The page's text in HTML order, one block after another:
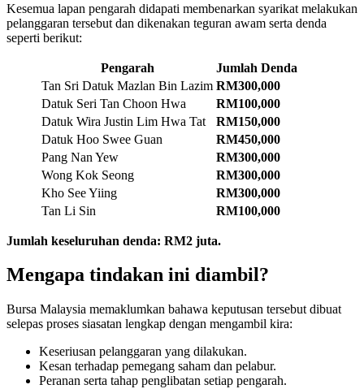
Kesemua lapan pengarah didapati membenarkan syarikat melakukan
pelanggaran tersebut dan dikenakan teguran awam serta denda
seperti berikut:
Pengarah
Jumlah Denda
Tan Sri Datuk Mazlan Bin Lazim RM300,000
Datuk Seri Tan Choon Hwa
RM100,000
Datuk Wira Justin Lim Hwa Tat
RM150,000
Datuk Hoo Swee Guan
RM450,000
Pang Nan Yew
RM300,000
Wong Kok Seong
RM300,000
Kho See Yiing
RM300,000
Tan Li Sin
RM100,000
Jumlah keseluruhan denda: RM2 juta.
Mengapa tindakan ini diambil?
Bursa Malaysia memaklumkan bahawa keputusan tersebut dibuat
selepas proses siasatan lengkap dengan mengambil kira:
Keseriusan pelanggaran yang dilakukan.
Kesan terhadap pemegang saham dan pelabur.
Peranan serta tahap penglibatan setiap pengarah.